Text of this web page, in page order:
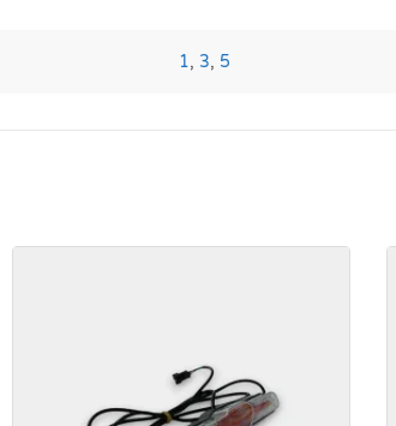
1, 3, 5